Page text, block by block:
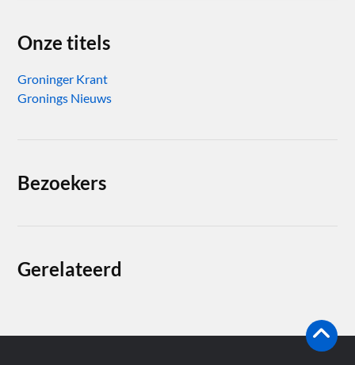
Onze titels
Groninger Krant
Gronings Nieuws
Bezoekers
Gerelateerd